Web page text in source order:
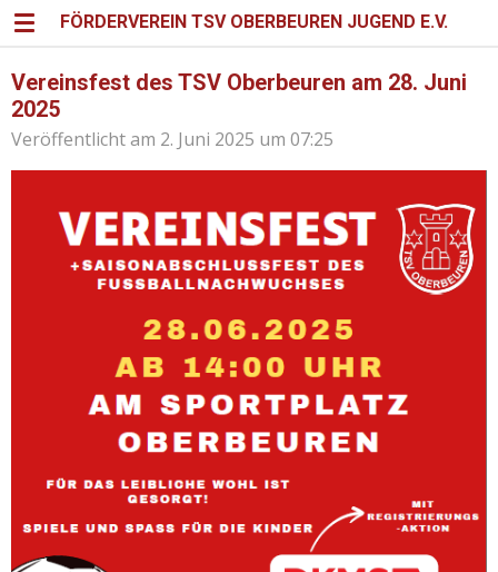
Zum
springen
FÖRDERVEREIN TSV OBERBEUREN JUGEND E.V.
Vereinsfest des TSV Oberbeuren am 28. Juni
2025
Veröffentlicht am 2. Juni 2025 um 07:25